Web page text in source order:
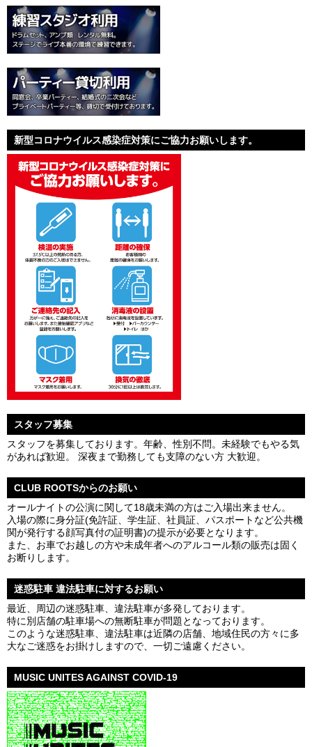
新型コロナウイルス感染症対策にご協力お願いします。
スタッフ募集
スタッフを募集しております。年齢、性別不問。未経験でもやる気
があれば歓迎。 深夜まで勤務しても支障のない方 大歓迎。
CLUB ROOTSからのお願い
オールナイトの公演に関して18歳未満の方はご入場出来ません。
入場の際に身分証(免許証、学生証、社員証、パスポートなど公共機
関が発行する顔写真付の証明書)の提示が必要となります。
また、お車でお越しの方や未成年者へのアルコール類の販売は固く
お断りします。
迷惑駐車 違法駐車に対するお願い
最近、周辺の迷惑駐車、違法駐車が多発しております。
特に別店舗の駐車場への無断駐車が問題となっております。
このような迷惑駐車、違法駐車は近隣の店舗、地域住民の方々に多
大なご迷惑をお掛けしますので、一切ご遠慮ください。
MUSIC UNITES AGAINST COVID-19